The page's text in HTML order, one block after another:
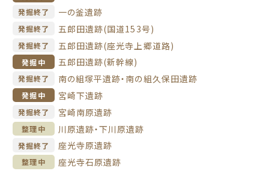
発掘終了 一の釜遺跡
発掘終了 五郎田遺跡(国道153号)
発掘終了 五郎田遺跡(座光寺上郷道路)
発掘中 五郎田遺跡(新幹線)
発掘終了 南の組塚平遺跡・南の組久保田遺跡
発掘中 宮崎下遺跡
発掘終了 宮崎南原遺跡
整理中 川原遺跡・下川原遺跡
発掘終了 座光寺原遺跡
整理中 座光寺石原遺跡